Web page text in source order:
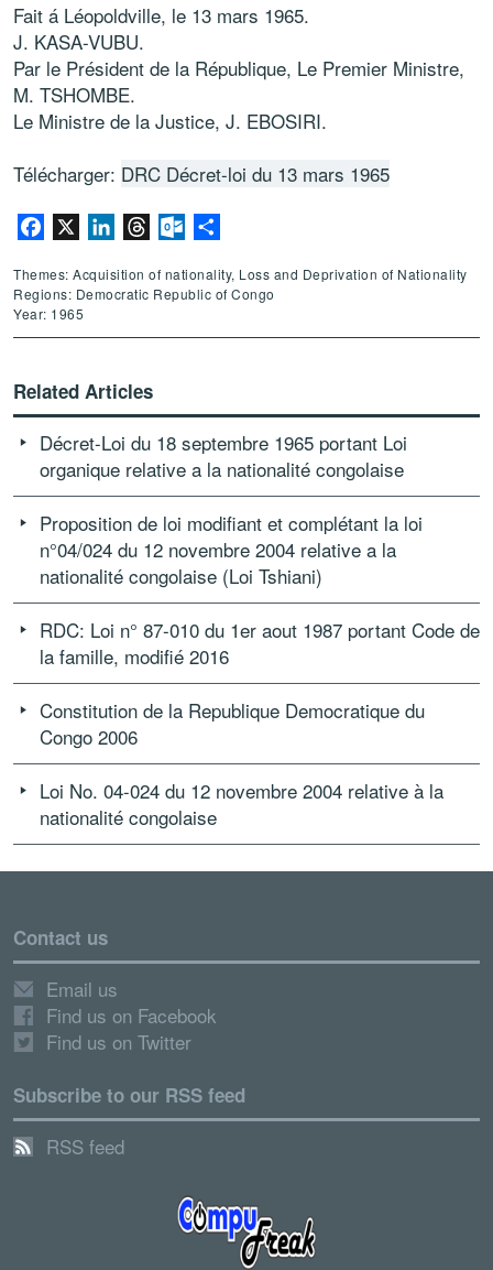
Fait á Léopoldville, le 13 mars 1965.
J. KASA-VUBU.
Par le Président de la République, Le Premier Ministre,
M. TSHOMBE.
Le Ministre de la Justice, J. EBOSIRI.
Télécharger: DRC Décret-loi du 13 mars 1965
Facebook LinkedInThreadsOutlook.com
Themes: Acquisition of nationality, Loss and Deprivation of Nationality
Regions: Democratic Republic of Congo
Year: 1965
Related Articles
Décret-Loi du 18 septembre 1965 portant Loi
organique relative a la nationalité congolaise
Proposition de loi modifiant et complétant la loi
n°04/024 du 12 novembre 2004 relative a la
nationalité congolaise (Loi Tshiani)
RDC: Loi n° 87-010 du 1er aout 1987 portant Code de
la famille, modifié 2016
Constitution de la Republique Democratique du
Congo 2006
Loi No. 04-024 du 12 novembre 2004 relative à la
nationalité congolaise
Contact us
Email us
Find us on Facebook
Find us on Twitter
Subscribe to our RSS feed
RSS feed